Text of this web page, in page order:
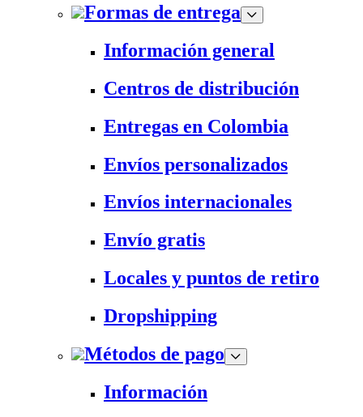
Formas de entrega
Información general
Centros de distribución
Entregas en Colombia
Envíos personalizados
Envíos internacionales
Envío gratis
Locales y puntos de retiro
Dropshipping
Métodos de pago
Información